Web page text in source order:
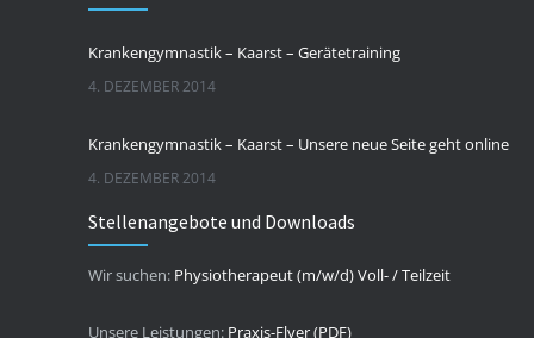
Krankengymnastik – Kaarst – Gerätetraining
4. DEZEMBER 2014
Krankengymnastik – Kaarst – Unsere neue Seite geht online
4. DEZEMBER 2014
Stellenangebote und Downloads
Wir suchen: Physiotherapeut (m/w/d) Voll- / Teilzeit
Unsere Leistungen: Praxis-Flyer (PDF)